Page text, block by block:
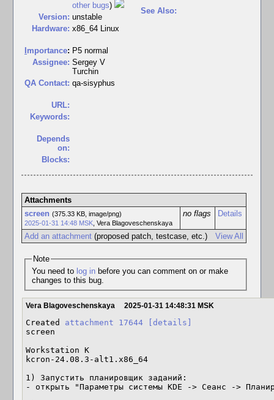
other bugs)
Version: unstable
Hardware: x86_64 Linux
mportance: P5 normal
Assignee: Sergey V
Turchin
QA Contact: qa-sisyphus
URL:
Keywords:
Depends
on:
Blocks:
See Also:
Attachments
screen (375.33 KB, image/png)
2025-01-31 14:48 MSK, Vera Blagoveschenskaya
no flags Details
View All
Add an attachment(proposed patch, testcase, etc.)
Note
You need to log inbefore you can comment on or make
changes to this bug.
Vera Blagoveschenskaya 2025-01-31 14:48:31 MSK
Created attachment 17644
[details]
screen
Workstation K
kcron-24.08.3-alt1.x86_64
1) Запустить планировщик заданий:
- открыть "Параметры системы KDE -> Сеанс ->